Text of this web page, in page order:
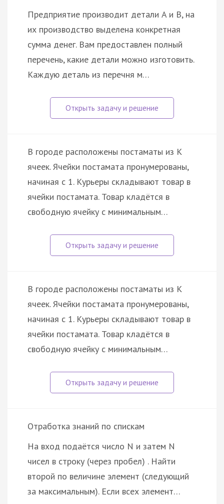
Предприятие производит детали A и B, на
их производство выделена конкретная
сумма денег. Вам предоставлен полный
перечень, какие детали можно изготовить.
Каждую деталь из перечня м…
В городе расположены постаматы из K
ячеек. Ячейки постамата пронумерованы,
начиная с 1. Курьеры складывают товар в
ячейки постамата. Товар кладётся в
свободную ячейку с минимальным…
В городе расположены постаматы из K
ячеек. Ячейки постамата пронумерованы,
начиная с 1. Курьеры складывают товар в
ячейки постамата. Товар кладётся в
свободную ячейку с минимальным…
Отработка знаний по спискам
На вход подаётся число N и затем N
чисел в строку (через пробел) . Найти
второй по величине элемент (следующий
за максимальным). Если всех элемент…